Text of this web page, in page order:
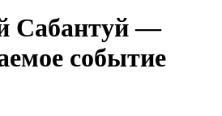
Сабантуй —
событие